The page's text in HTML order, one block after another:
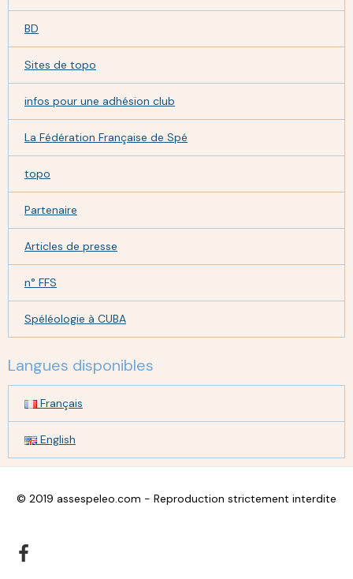
BD
Sites de topo
infos pour une adhésion club
La Fédération Française de Spé
topo
Partenaire
Articles de presse
n° FFS
Spéléologie à CUBA
Langues disponibles
Français
English
© 2019 assespeleo.com - Reproduction strictement interdite